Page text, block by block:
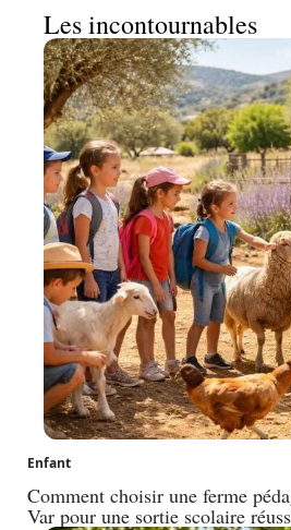
Les incontournables
Enfant
Comment choisir une ferme
Var pour une sortie scolaire